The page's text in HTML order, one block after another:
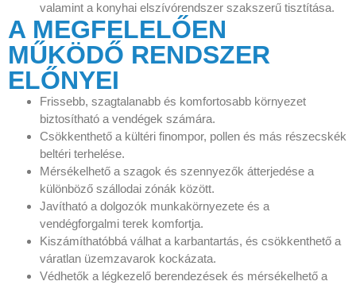
valamint a konyhai elszívórendszer szakszerű tisztítása.
A MEGFELELŐEN
MŰKÖDŐ RENDSZER
ELŐNYEI
Frissebb, szagtalanabb és komfortosabb környezet
biztosítható a vendégek számára.
Csökkenthető a kültéri finompor, pollen és más részecskék
beltéri terhelése.
Mérsékelhető a szagok és szennyezők átterjedése a
különböző szállodai zónák között.
Javítható a dolgozók munkakörnyezete és a
vendégforgalmi terek komfortja.
Kiszámíthatóbbá válhat a karbantartás, és csökkenthető a
váratlan üzemzavarok kockázata.
Védhetők a légkezelő berendezések és mérsékelhető a